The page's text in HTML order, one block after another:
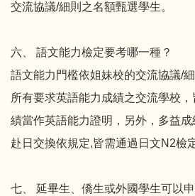
交流協議/細則之名額甄選學生。
六、 語文能力檢定要考哪一種？
語文能力門檻依姐妹校的交流協議/細
所有要求英語能力成績之交流學校
績當作英語能力證明，另外，多益成
赴日交換依規定,皆需通過日文N2檢
七、 延畢生、僑生或外國學生可以